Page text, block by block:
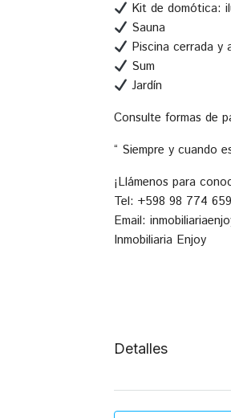
Kit de domótica:
Sauna
Piscina cerrada y
Sum
Jardín
Consulte formas de
“ Siempre y cuando
¡Llámenos para
Tel: +598 98 774 659
Email:
Inmobiliaria Enjoy
Detalles